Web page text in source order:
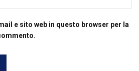
e sito web in questo browser per la